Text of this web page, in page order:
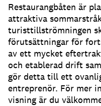
Restaurangbåten är
attraktiva
turisttillströmningen
förutsättningar för
av ett mycket
och etablerad drift
gör detta till ett
entreprenör. För mer
visning är du